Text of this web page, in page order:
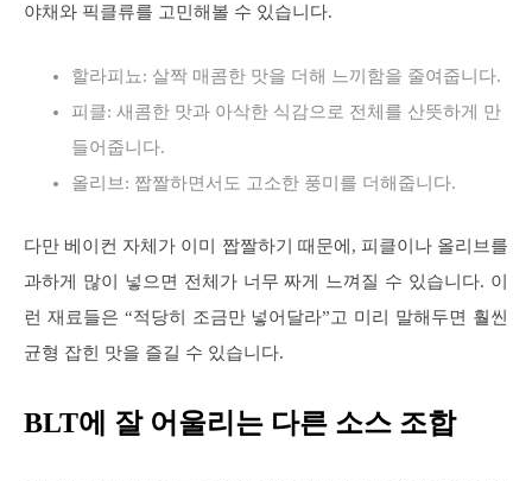
야채와 픽클류를 고민해볼 수 있습니다.
할라피뇨: 살짝 매콤한 맛을 더해 느끼함을 줄여줍니다.
피클: 새콤한 맛과 아삭한 식감으로 전체를 산뜻하게 만
들어줍니다.
올리브: 짭짤하면서도 고소한 풍미를 더해줍니다.
다만 베이컨 자체가 이미 짭짤하기 때문에, 피클이나 올리브를
과하게 많이 넣으면 전체가 너무 짜게 느껴질 수 있습니다. 이
런 재료들은 “적당히 조금만 넣어달라”고 미리 말해두면 훨씬
균형 잡힌 맛을 즐길 수 있습니다.
BLT에 잘 어울리는 다른 소스 조합